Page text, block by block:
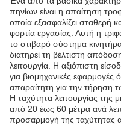
πηνίων είναι η απαίτηση
οποία εξασφαλίζει σταθερή
φορτία εργασίας. Αυτή η
το στιβαρό σύστημα
διατηρεί τη βέλτιστη
λειτουργία. Η αξιόπιστη
για βιομηχανικές εφαρμογές
απαραίτητη για την τήρηση
Η ταχύτητα λειτουργίας της
από 20 έως 60 μέτρα ανά
προσαρμογή της ταχύτητας